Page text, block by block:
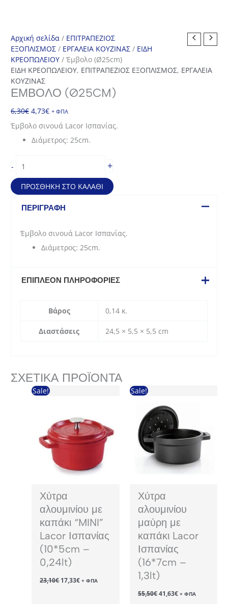
Αρχική σελίδα / ΕΠΙΤΡΑΠΕΖΙΟΣ
ΕΞΟΠΛΙΣΜΟΣ / ΕΡΓΑΛΕΙΑ ΚΟΥΖΙΝΑΣ / ΕΙΔΗ
ΚΡΕΟΠΩΛΕΙΟΥ / Έμβολο (Ø25cm)
ΕΙΔΗ ΚΡΕΟΠΩΛΕΙΟΥ, ΕΠΙΤΡΑΠΕΖΙΟΣ ΕΞΟΠΛΙΣΜΟΣ, ΕΡΓΑΛΕΙΑ
ΚΟΥΖΙΝΑΣ
ΈΜΒΟΛΟ (Ø25CM)
6,30€ Original
was:
6,30€.
4,73€Η
τρέχουσα
τιμή
είναι:
+ ΦΠΑ
Έμβολο σινουά Lacor Iσπανίας.
Διάμετρος: 25cm.
-
(Ø25cm)
ποσότητα
+
ΠΡΟΣΘΉΚΗ ΣΤΟ ΚΑΛΆΘΙ
ΠΕΡΙΓΡΑΦΉ
Έμβολο σινουά Lacor Iσπανίας.
Διάμετρος: 25cm.
ΕΠΙΠΛΈΟΝ ΠΛΗΡΟΦΟΡΊΕΣ
Βάρος 0,14 κ.
Διαστάσεις 24,5 × 5,5 × 5,5 cm
ΣΧΕΤΙΚΆ ΠΡΟΪΌΝΤΑ
Sale!
Χύτρα
αλουμινίου με
καπάκι “MINI”
Lacor Ισπανίας
(10*5cm –
0,24lt)
23,10€ Original
price
17,33€Η+ ΦΠΑ
Sale!
Χύτρα
αλουμινίου
μαύρη με
καπάκι Lacor
Ισπανίας
(16*7cm –
1,3lt)
55,50€ Original
price
41,63€Η+ ΦΠΑ